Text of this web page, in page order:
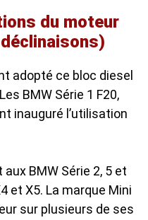
du moteur
adopté ce bloc diesel
BMW Série 1 F20,
inauguré l’utilisation
BMW Série 2, 5 et
et X5. La marque Mini
sur plusieurs de ses